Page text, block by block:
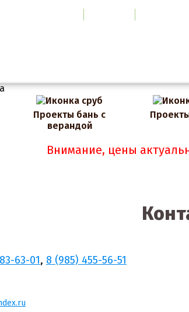
Проекты бань с
верандой
Внимание, цены
63-01, 8 (985) 455-56-51